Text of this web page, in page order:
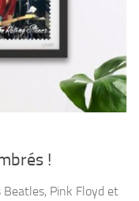
!
Pink Floyd et